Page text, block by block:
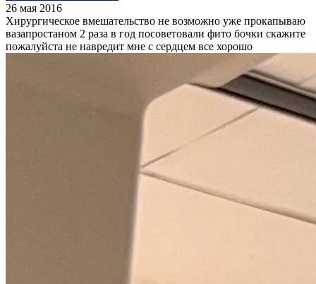
26 мая 2016
Хирургическое вмешательство не возможно уже прокапываю
вазапростаном 2 раза в год посоветовали фито бочки скажите
пожалуйста не навредит мне с сердцем все хорошо